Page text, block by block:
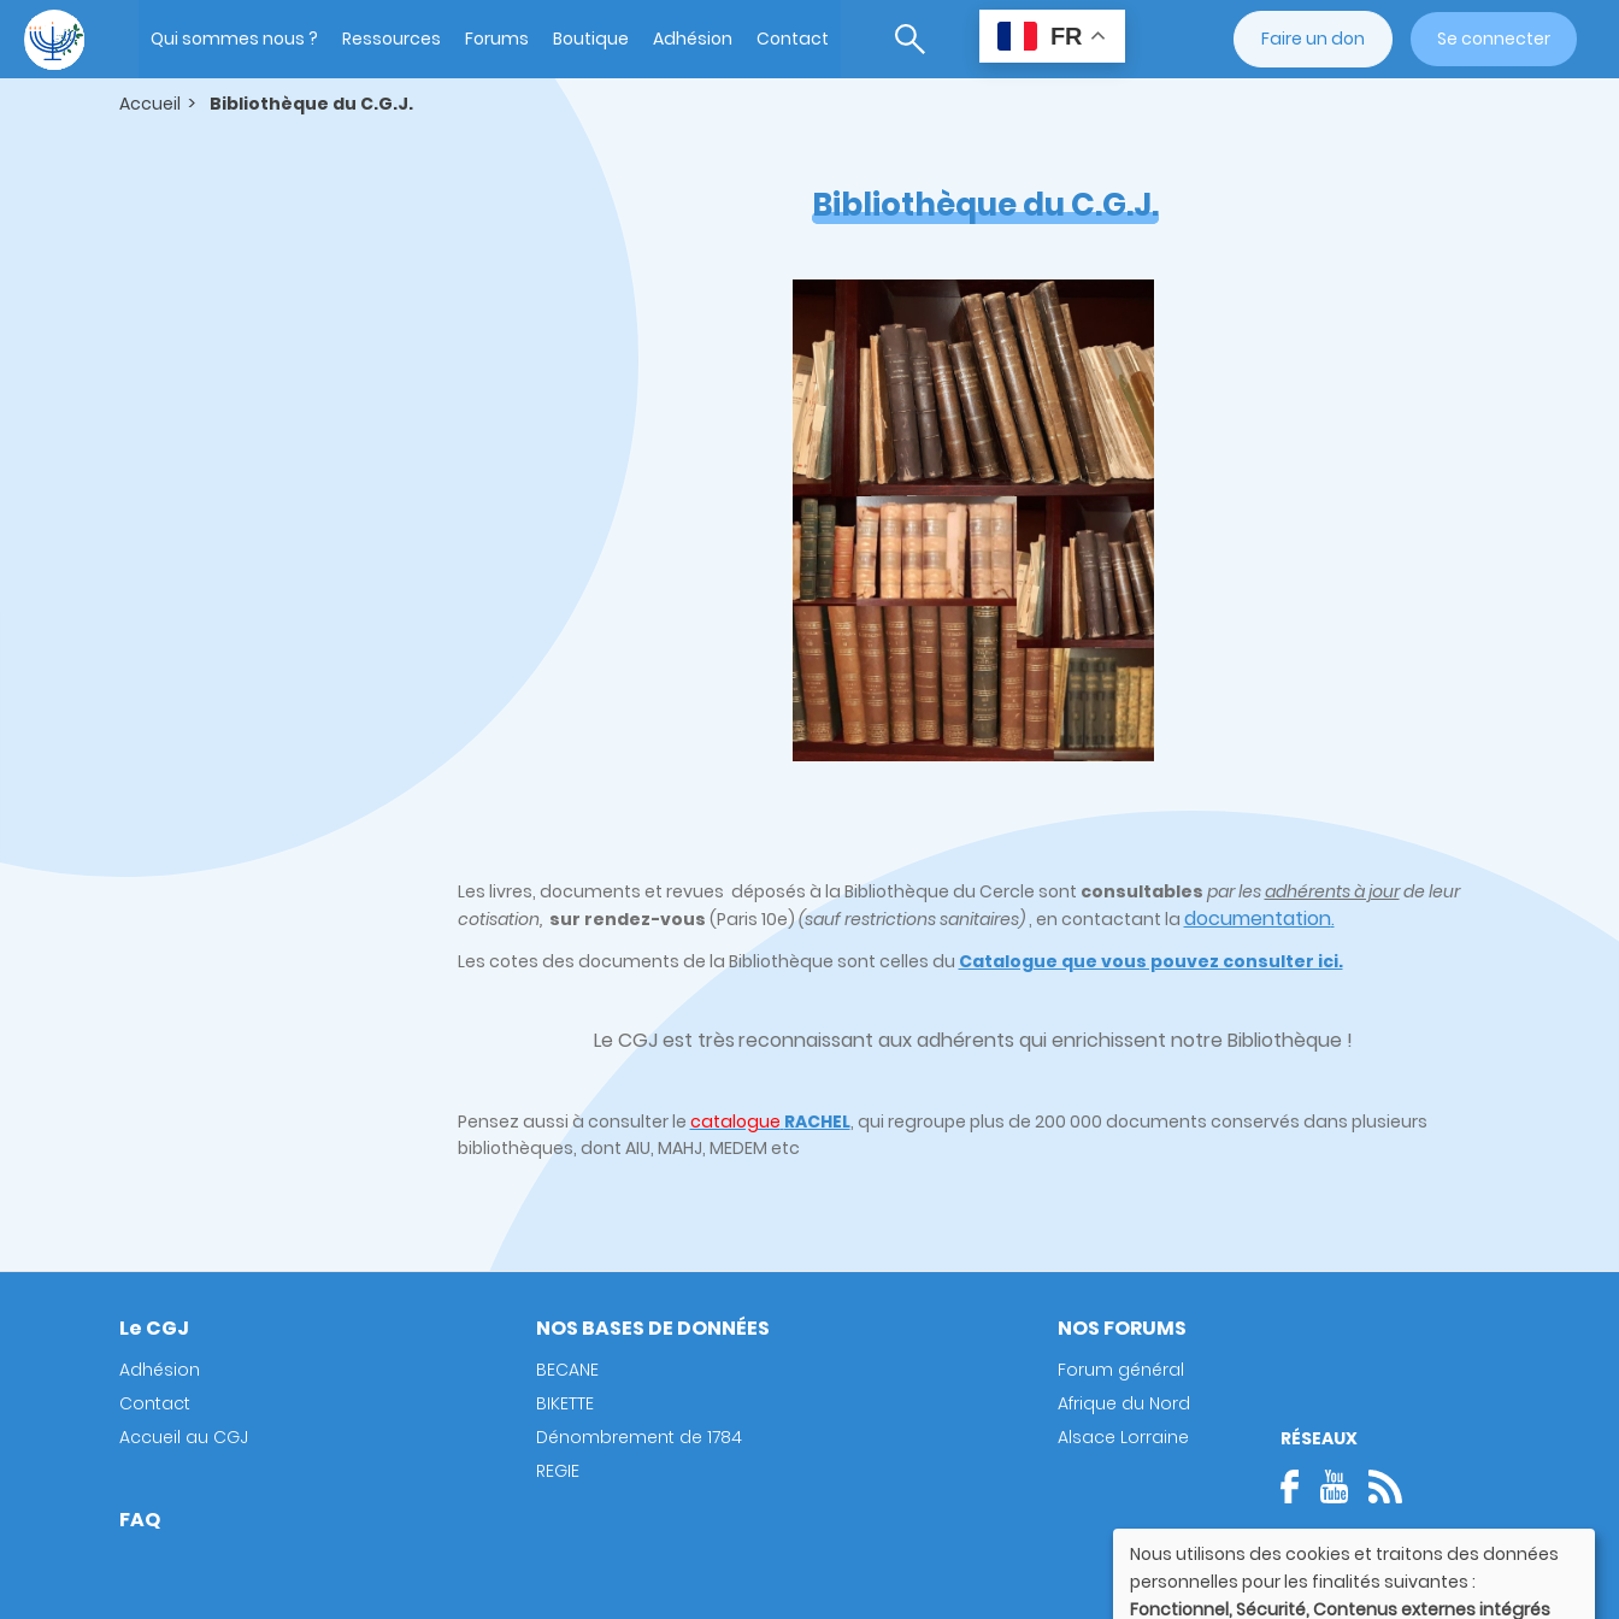
contenu
principal
navigation
Qui sommes nous ? Ressources Forums Boutique Adhésion Contact FR Faire un don Se connecter
Accueil Bibliothèque du C.G.J.
Bibliothèque du C.G.J.
Les livres, documents et revues déposés à la Bibliothèque du Cercle sont consultables par lesadhérents à jourde leur
cotisation, sur rendez-vous (Paris 10e)(sauf restrictions sanitaires), en contactant la documentation.
Les cotes des documents de la Bibliothèque sont celles du Catalogue que vous pouvez consulter ici.
Le CGJ est trèsreconnaissant aux adhérents qui enrichissent notre Bibliothèque !
Pensez aussi à consulter le catalogue RACHEL, qui regroupe plus de 200 000 documents conservés dans plusieurs
bibliothèques, dont AIU, MAHJ, MEDEM etc
Footer
Le CGJ
Adhésion
Contact
Accueil au CGJ
NOS BASES DE DONNÉES
BECANE
BIKETTE
Dénombrement de 1784
REGIE
NOS FORUMS
Forum général
Afrique du Nord
Alsace Lorraine
FAQ
RÉSEAUX
Utilisation
des
Nous utilisons des cookies et traitons des données
personnelles pour les finalités suivantes :
Fonctionnel, Sécurité, Contenus externes intégrés